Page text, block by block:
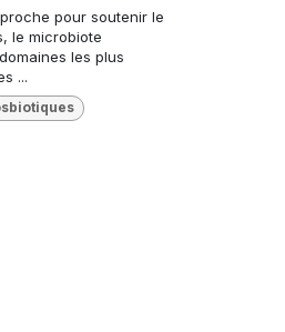
pour soutenir le
le microbiote
les plus
...